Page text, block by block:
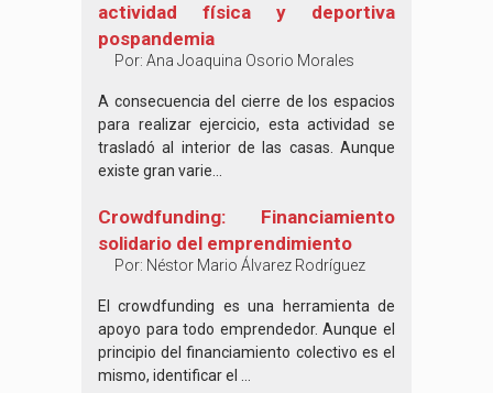
actividad física y deportiva
pospandemia
Por: Ana Joaquina Osorio Morales
A consecuencia del cierre de los espacios
para realizar ejercicio, esta actividad se
trasladó al interior de las casas. Aunque
existe gran varie...
Crowdfunding: Financiamiento
solidario del emprendimiento
Por: Néstor Mario Álvarez Rodríguez
El crowdfunding es una herramienta de
apoyo para todo emprendedor. Aunque el
principio del financiamiento colectivo es el
mismo, identificar el ...